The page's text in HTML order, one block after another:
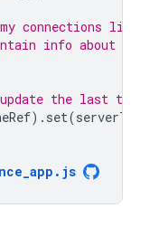
connections list
info about the
the last time I
). set(
. js